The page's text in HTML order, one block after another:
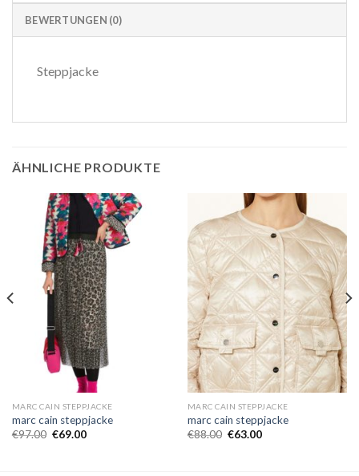
BEWERTUNGEN (0)
Steppjacke
ÄHNLICHE PRODUKTE
MARC CAIN STEPPJACKE
marc cain steppjacke
€97.00 €69.00
MARC CAIN STEPPJACKE
marc cain steppjacke
€88.00 €63.00